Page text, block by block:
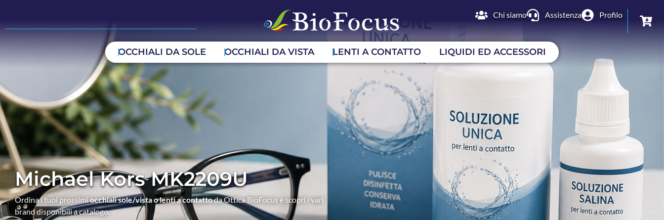
Chi siamo Assistenza Profilo
OCCHIALI DA SOLE OCCHIALI DA VISTA LENTI A CONTATTO LIQUIDI ED ACCESSORI
Michael Kors MK2209U
Ordina i tuoi prossimiocchiali sole/vista o lenti a contattoda Ottica BioFocus e scopri i vari
brand disponibili a catalogo.